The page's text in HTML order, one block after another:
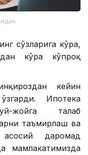
сўзларига кўра,
кўра кўпроқ
кейин
Ипотека
жойга талаб
таъмирлаш ва
даромад
мамлакатимизда